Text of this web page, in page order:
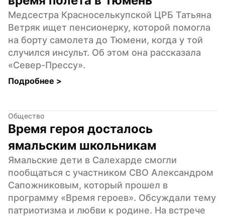
Медсестра Красноселькупской ЦРБ Татьяна
Ветряк ищет пенсионерку, которой помогла
на борту самолета до Тюмени, когда у той
случился инсульт. Об этом она рассказала
«Север-Прессу».
Подробнее >
Общество
Время героя досталось
ямальским школьникам
Ямальские дети в Салехарде смогли
пообщаться с участником СВО Александром
Сапожниковым, который прошел в
программу «Время героев». Обсуждали тему
патриотизма и любви к родине. На встрече